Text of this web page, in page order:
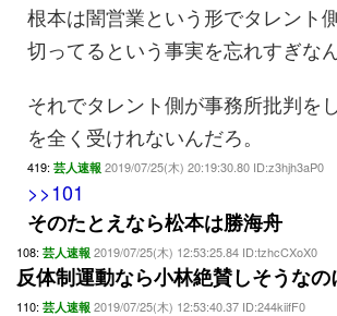
根本は闇営業という形でタレント
切ってるという事実を忘れすぎなん
それでタレント側が事務所批判を
を全く受けれないんだろ。
419: 芸人速報 2019/07/25(木) 20:19:30.80 ID:z3hjh3aP0
>>101
そのたとえなら松本は勝海舟
108: 芸人速報 2019/07/25(木) 12:53:25.84 ID:tzhcCXoX0
反体制運動なら小林絶賛しそうなの
110: 芸人速報 2019/07/25(木) 12:53:40.37 ID:244kiifF0